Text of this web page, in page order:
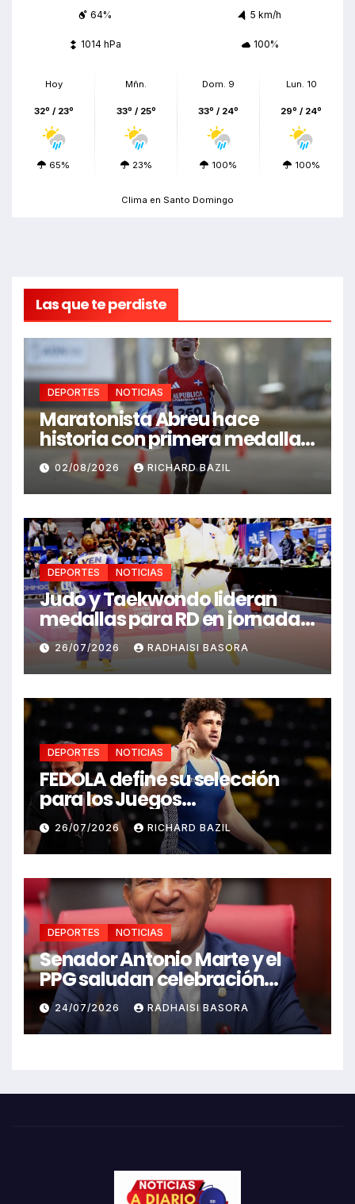
64% 5 km/h
1014 hPa 100%
Hoy
32º / 23º
65%
Mñn.
33º / 25º
23%
Dom. 9
33º / 24º
100%
Lun. 10
29º / 24º
100%
Clima en Santo Domingo
Las que te perdiste
DEPORTES NOTICIAS
Maratonista Abreu hace
historia con primera medalla
en Juegos Santo Domingo
2026
02/08/2026 RICHARD BAZIL
DEPORTES NOTICIAS
Judo y Taekwondo lideran
medallas para RD en jornada
de Juego Santo Domingo 2026
26/07/2026 RADHAISI BASORA
DEPORTES NOTICIAS
FEDOLA define su selección
para los Juegos
Centroamericanos y del
Caribe Santo Domingo 2026
26/07/2026 RICHARD BAZIL
DEPORTES NOTICIAS
Senador Antonio Marte y el
PPG saludan celebración
Juegos Centroamericanos
24/07/2026 RADHAISI BASORA